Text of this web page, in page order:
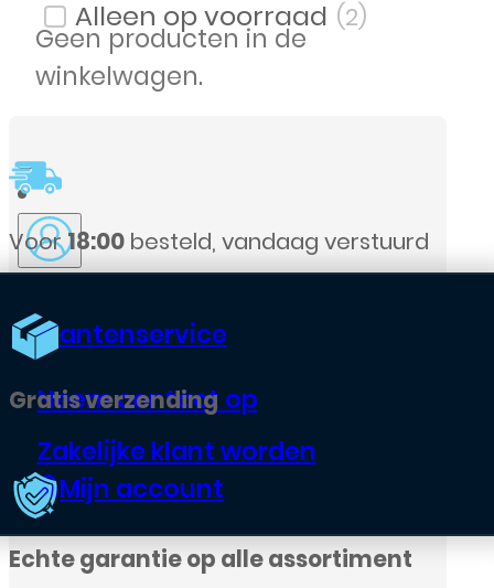
Geen producten in de
winkelwagen.
Klantenservice
Neem contact op
Zakelijke klant worden
Mijn account
Filter op voorraad (2)
verstuurd
assortiment